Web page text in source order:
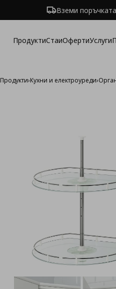
Вземи
ПродуктиСтаиОфертиУслуги
Продукти›Кухни и електроуреди›